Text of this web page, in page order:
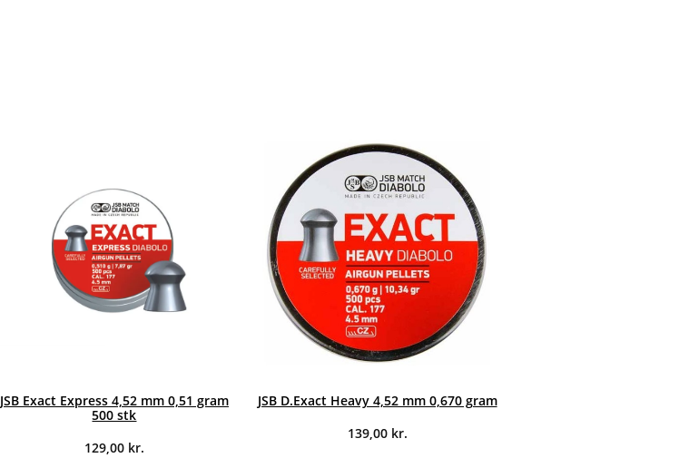
JSB Exact Express 4,52 mm 0,51 gram
500 stk
129,00 kr.
JSB D.Exact Heavy 4,52 mm 0,670 gram
139,00 kr.